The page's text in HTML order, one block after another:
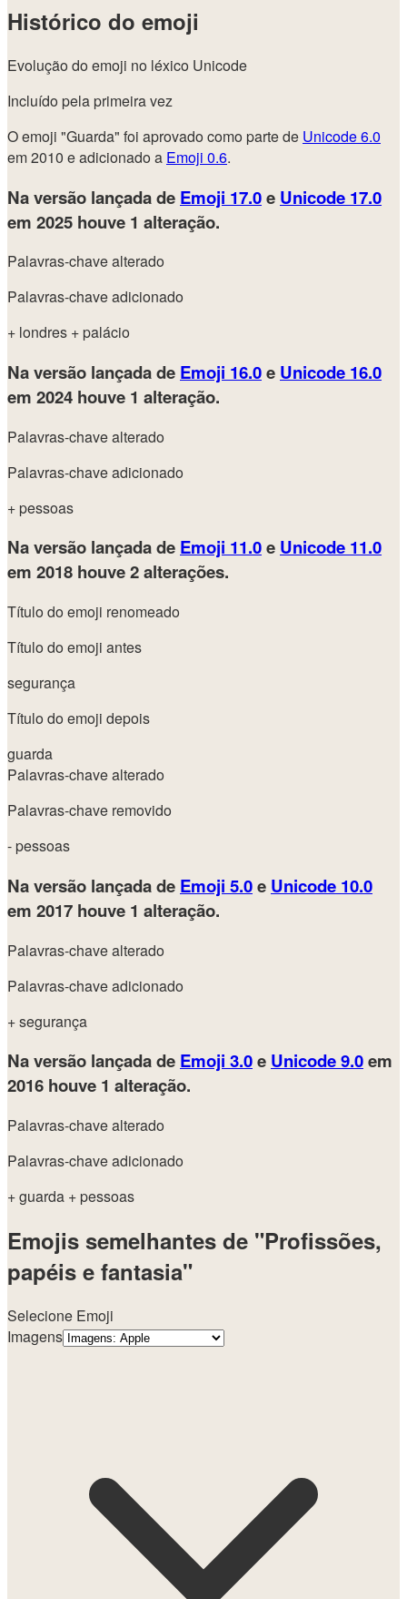
Histórico do emoji
Evolução do emoji no léxico Unicode
Incluído pela primeira vez
O emoji "Guarda" foi aprovado como parte de Unicode 6.0
em 2010 e adicionado a Emoji 0.6.
Na versão lançada de Emoji 17.0e Unicode 17.0
em 2025 houve 1 alteração.
Palavras-chave alterado
Palavras-chave adicionado
+ londres + palácio
Na versão lançada de Emoji 16.0e Unicode 16.0
em 2024 houve 1 alteração.
Palavras-chave alterado
Palavras-chave adicionado
+ pessoas
Na versão lançada de Emoji 11.0e Unicode 11.0
em 2018 houve 2 alterações.
Título do emoji renomeado
Título do emoji antes
segurança
Título do emoji depois
guarda
Palavras-chave alterado
Palavras-chave removido
- pessoas
Na versão lançada de Emoji 5.0e Unicode 10.0
em 2017 houve 1 alteração.
Palavras-chave alterado
Palavras-chave adicionado
+ segurança
Na versão lançada de Emoji 3.0e Unicode 9.0em
2016 houve 1 alteração.
Palavras-chave alterado
Palavras-chave adicionado
+ guarda + pessoas
Emojis semelhantes de "Profissões,
papéis e fantasia"
Selecione Emoji
Imagens